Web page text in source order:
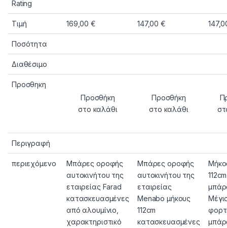
Rating
Τιμή 169,00€ 147,00€
Ποσότητα
Διαθέσιμο
Προσθηκη
Προσθήκη
στο καλάθι
Προσθήκη
στο καλάθι
Περιγραφή
περιεχόμενο
Μπάρες οροφής
αυτοκινήτου της
εταιρείας Farad
κατασκευασμένες
από αλουμίνιο,
χαρακτηριστικό
Μπάρες οροφής
αυτοκινήτου της
εταιρείας
Menabo μήκους
112cm
κατασκευασμένες